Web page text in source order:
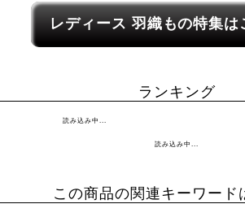
レディース関連カテゴリーへのリンク
レディース 羽織もの特集は
ランキング
読み込み中...
読み込み中...
この商品の関連キーワード